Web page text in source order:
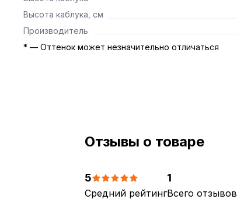
Высота каблука, см
Производитель
* — Оттенок может незначительно отличаться
Отзывы о товаре
5
Средний рейтинг
1
Всего отзывов